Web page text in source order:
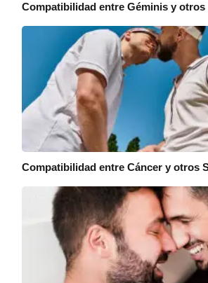
Compatibilidad entre Géminis y otros
Compatibilidad entre Cáncer y otros